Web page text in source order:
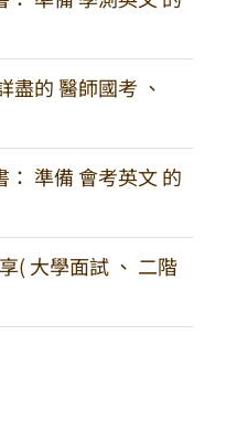
盡的 醫師國考 、
： 準備 會考英文 的
( 大學面試 、 二階